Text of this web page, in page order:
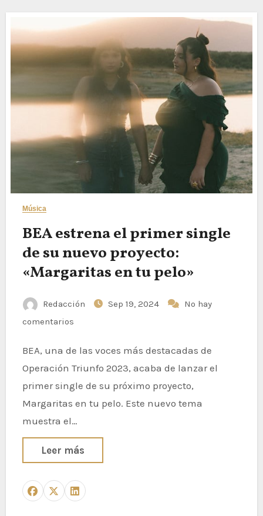
Música
BEA estrena el primer single
de su nuevo proyecto:
«Margaritas en tu pelo»
Redacción Sep 19, 2024
No hay
comentarios
BEA, una de las voces más destacadas de
Operación Triunfo 2023, acaba de lanzar el
primer single de su próximo proyecto,
Margaritas en tu pelo. Este nuevo tema
muestra el…
Leer más